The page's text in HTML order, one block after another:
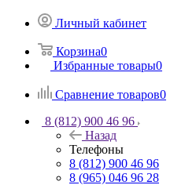
Личный кабинет
Корзина0
Избранные товары0
Сравнение товаров0
8 (812) 900 46 96
Назад
Телефоны
8 (812) 900 46 96
8 (965) 046 96 28